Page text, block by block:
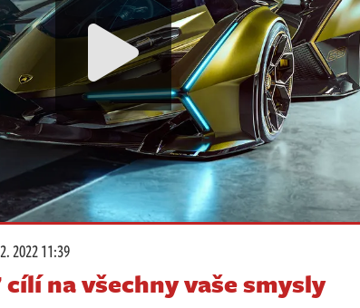
2022 11:39
cílí na všechny vaše smysly